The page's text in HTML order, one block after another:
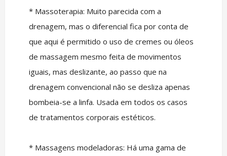
* Massoterapia: Muito parecida com a
drenagem, mas o diferencial fica por conta de
que aqui é permitido o uso de cremes ou óleos
de massagem mesmo feita de movimentos
iguais, mas deslizante, ao passo que na
drenagem convencional não se desliza apenas
bombeia-se a linfa. Usada em todos os casos
de tratamentos corporais estéticos.
* Massagens modeladoras: Há uma gama de